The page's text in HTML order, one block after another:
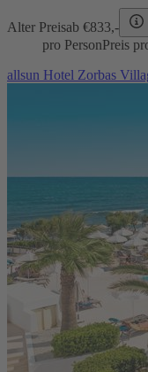
Alter Preisab €833,-
pro PersonPreis
allsun Hotel Zorbas